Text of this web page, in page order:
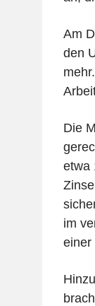
Am
den
Die
etwa
im
einer